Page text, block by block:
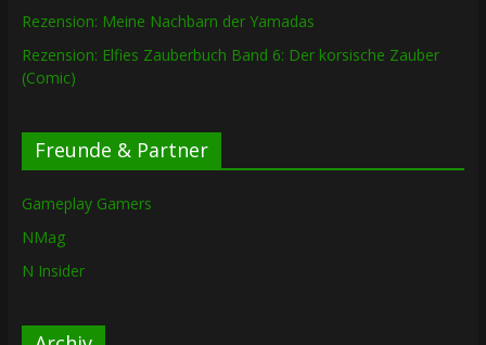
Rezension: Meine Nachbarn der Yamadas
Rezension: Elfies Zauberbuch Band 6: Der korsische Zauber
(Comic)
Freunde & Partner
Gameplay Gamers
NMag
N Insider